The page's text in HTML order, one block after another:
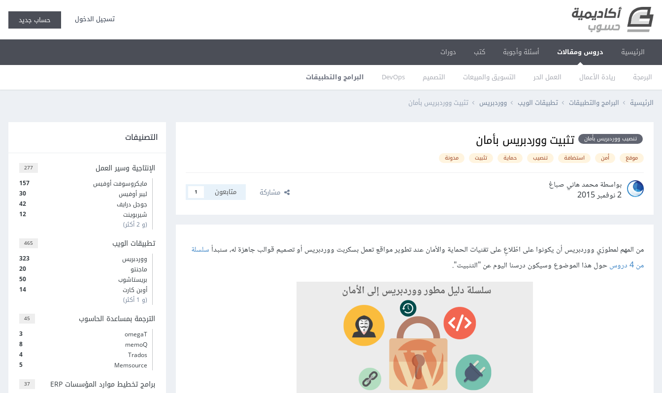
تسجيل الدخول حساب جديد
الرئيسية دروس ومقالات
البرمجة ريادة الأعمال العمل الحر التسويق والمبيعات التصميم DevOps البرامج والتطبيقات
أسئلة وأجوبة كتب دورات
الرئيسية البرامج والتطبيقات تطبيقات الويب ووردبريس تثبيت ووردبريس بأمان
تنصيب ووردبريس بأمان تثبيت ووردبريس بأمان
موقع أمن استضافة تنصيب حماية تثبيت مدونة
بواسطة محمد هاني صباغ
2 نوفمبر 2015
مشاركة متابعون 1
من المهم لمطورّي ووردبريس أن يكونوا على اطّلاعٍ على تقنيات الحماية والأمان عند تطوير مواقع تعمل بسكربت ووردبريس أو تصميم قوالب جاهزة له، سنبدأسلسلة
من 4 دروس
حول هذا الموضوع وسيكون درسنا اليوم عن "التثبيت".
التصنيفات
277 الإنتاجية وسير العمل
157
مايكروسوفت أوفيس
30
ليبر أوفيس
42
جوجل درايف
12
شيربوينت
(و 2 أكثر)
465 تطبيقات الويب
323
ووردبريس
20
ماجنتو
50
بريستاشوب
14
أوبن كارت
(و 1 أكثر)
45 الترجمة بمساعدة الحاسوب
3
omegaT
8
memoQ
4
Trados
5
Memsource
37 برامج تخطيط موارد المؤسسات ERP